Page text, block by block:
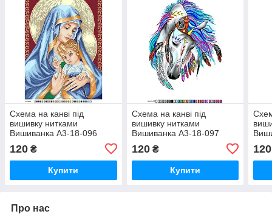
Схема на канві під
вишивку нитками
Вишиванка А3-18-096
120 ₴
Купити
Схема на канві під
вишивку нитками
Вишиванка А3-18-097
120₴
Купити
120
Про нас